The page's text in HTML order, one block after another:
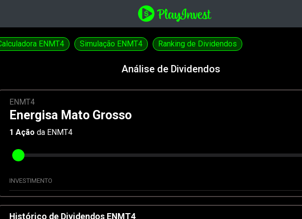
ENMT4 Simulação ENMT4 Ranking de Dividendos
Análise de Dividendos
ENMT4
Energisa Mato Grosso
1 Ação da ENMT4
INVESTIMENTO
Histórico de Dividendos ENMT4